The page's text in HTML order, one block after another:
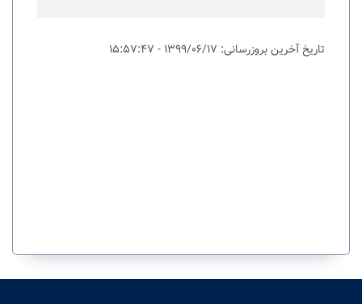
تاریخ آخرین بروزرسانی: 1399/06/17 - 15:57:47